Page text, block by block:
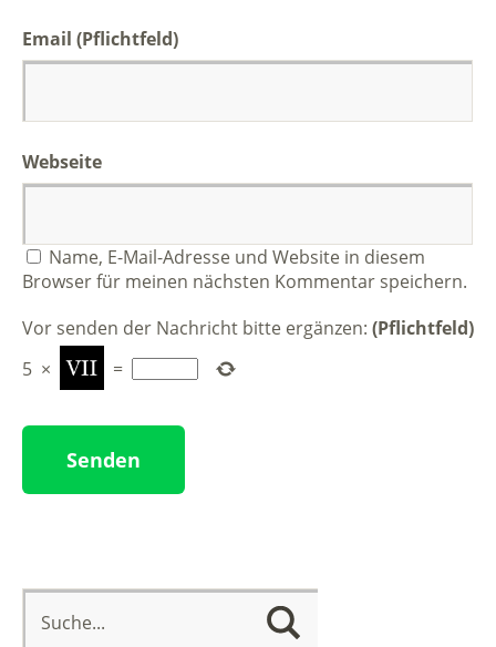
Email (Pflichtfeld)
Webseite
Name, E-Mail-Adresse und Website in diesem
Browser für meinen nächsten Kommentar speichern.
Vor senden der Nachricht bitte ergänzen: (Pflichtfeld)
5 × =